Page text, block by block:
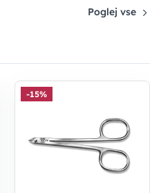
Poglej vse
-15%